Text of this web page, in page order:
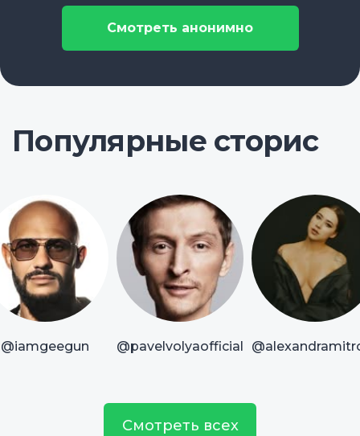
Смотреть анонимно
Популярные сторис
@iamgeegun @pavelvolyaofficial
Смотреть всех